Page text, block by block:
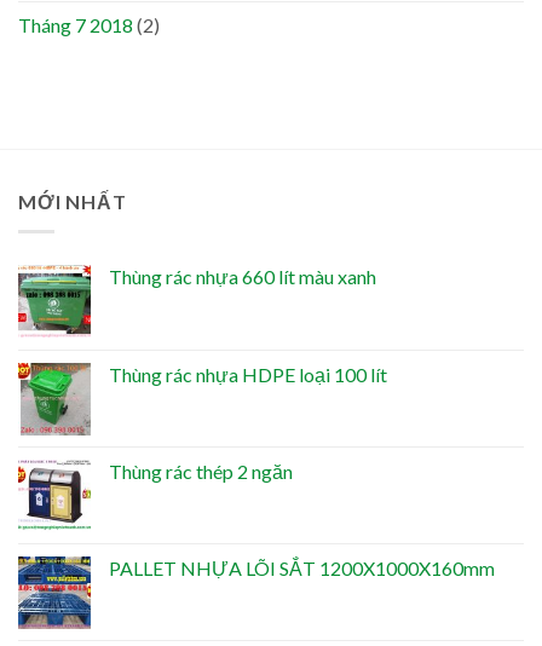
Tháng 7 2018 (2)
MỚI NHẤT
Thùng rác nhựa 660 lít màu xanh
Thùng rác nhựa HDPE loại 100 lít
Thùng rác thép 2 ngăn
PALLET NHỰA LÕI SẮT 1200X1000X160mm